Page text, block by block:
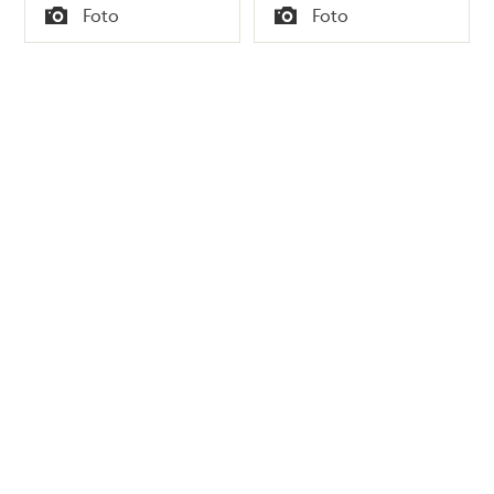
Tid
Typ
Foto
Tid
Typ
Foto